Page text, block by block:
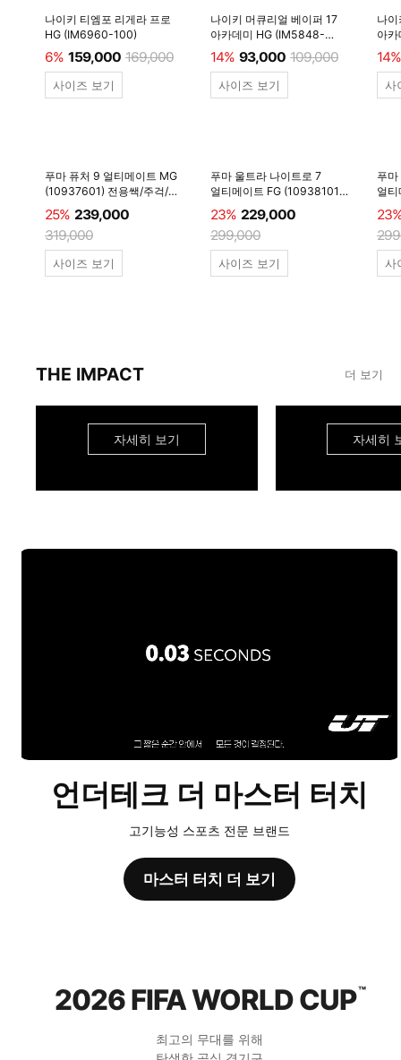
나이키 티엠포 리게라 프로
HG (IM6960-100)
6% 159,000 169,000
사이즈 보기
나이키 머큐리얼 베이퍼 17
아카데미 HG (IM5848-
600)
14% 93,000 109,000
사이즈 보기
나
아
14%
사
푸마 퓨처 9 얼티메이트 MG
(10937601) 전용쌕/주걱/
양말 #
25% 239,000
319,000
사이즈 보기
푸마 울트라 나이트로 7
얼티메이트 FG (10938101)
전용쌕/주걱/양말 #
23% 229,000
299,000
사이즈 보기
푸
얼
전
사
THE IMPACT 더 보기
자세히 보기 자세히
언더테크 더 마스터 터치
고기능성 스포츠 전문 브랜드
마스터 터치 더 보기
2026 FIFA WORLD CUP™
최고의 무대를 위해